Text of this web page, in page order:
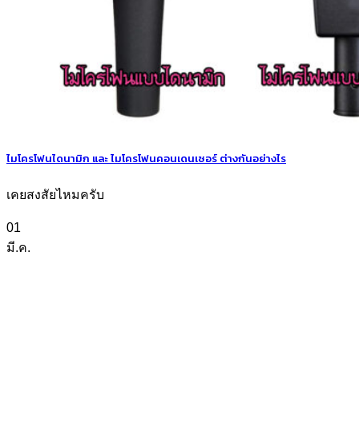
ไมโครโฟนไดนามิก และ ไมโครโฟนคอนเดนเซอร์ ต่างกันอย่างไร
เคยสงสัยไหมครับ
01
มี.ค.